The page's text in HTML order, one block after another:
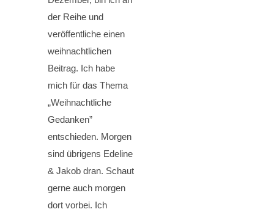
der Reihe und
veröffentliche einen
weihnachtlichen
Beitrag. Ich habe
mich für das Thema
„Weihnachtliche
Gedanken”
entschieden. Morgen
sind übrigens Edeline
& Jakob dran. Schaut
gerne auch morgen
dort vorbei. Ich